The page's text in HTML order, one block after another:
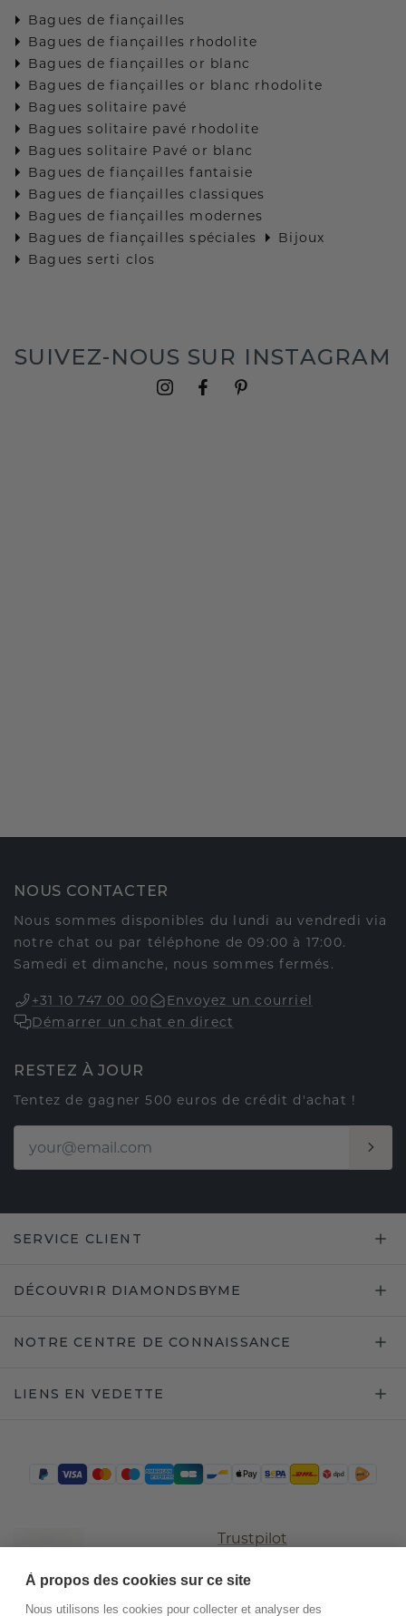
Bagues de fiançailles
Bagues de fiançailles rhodolite
Bagues de fiançailles or blanc
Bagues de fiançailles or blanc rhodolite
Bagues solitaire pavé
Bagues solitaire pavé rhodolite
Bagues solitaire Pavé or blanc
Bagues de fiançailles fantaisie
Bagues de fiançailles classiques
Bagues de fiançailles modernes
Bagues de fiançailles spéciales
Bijoux
Bagues serti clos
SUIVEZ-NOUS SUR INSTAGRAM
NOUS CONTACTER
Nous sommes disponibles du lundi au vendredi via
notre chat ou par téléphone de 09:00 à 17:00.
Samedi et dimanche, nous sommes fermés.
+31 10 747 00 00
Envoyez un courriel
Démarrer un chat en direct
RESTEZ À JOUR
Tentez de gagner 500 euros de crédit d'achat !
SERVICE CLIENT
DÉCOUVRIR DIAMONDSBYME
NOTRE CENTRE DE CONNAISSANCE
LIENS EN VEDETTE
Trustpilot
À propos des cookies sur ce site
Nous utilisons les cookies pour collecter et analyser des